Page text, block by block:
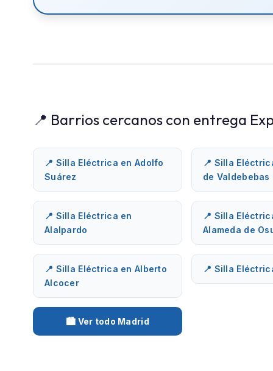
📍 Barrios cercanos con entrega
📍 Silla Eléctrica en Adolfo
Suárez
📍 Silla
de Valdebebas
📍 Silla Eléctrica en
Alalpardo
📍 Silla
Alameda de
📍 Silla Eléctrica en Alberto
Alcocer
📍 Silla
🏙️ Ver todo Madrid